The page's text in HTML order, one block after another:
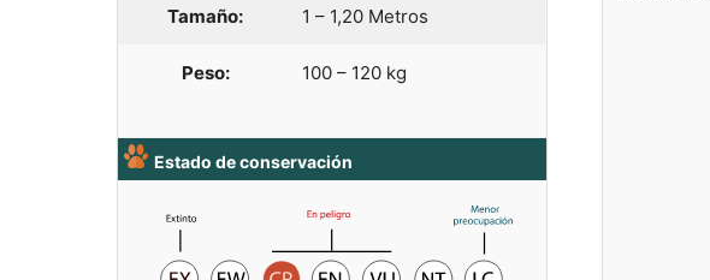
Tamaño: 1 – 1,20 Metros
Peso: 100 – 120 kg
Estado de conservación